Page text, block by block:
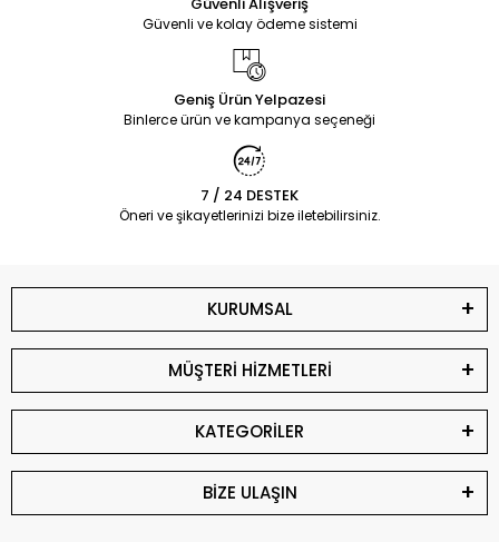
Güvenli ve kolay ödeme sistemi
Geniş Ürün Yelpazesi
Binlerce ürün ve kampanya seçeneği
7 / 24 DESTEK
Öneri ve şikayetlerinizi bize iletebilirsiniz.
KURUMSAL
MÜŞTERİ HİZMETLERİ
KATEGORİLER
BİZE ULAŞIN